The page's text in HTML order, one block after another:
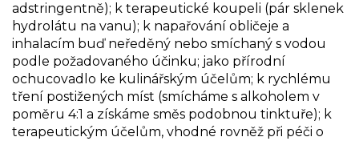
adstringentně); k terapeutické koupeli (pár sklenek
hydrolátu na vanu); k napařování obličeje a
inhalacím buď neředěný nebo smíchaný s vodou
podle požadovaného účinku; jako přírodní
ochucovadlo ke kulinářským účelům; k rychlému
tření postižených míst (smícháme s alkoholem v
poměru 4:1 a získáme směs podobnou tinktuře); k
terapeutickým účelům, vhodné rovněž při péči o